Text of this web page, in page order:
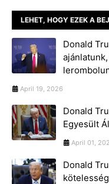
LEHET, HOGY EZEK A
Donald
April 19, 2026
Donald
Egyesült
April 01,
Donald